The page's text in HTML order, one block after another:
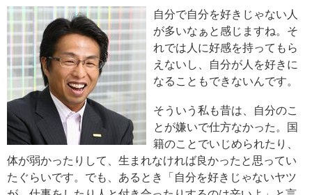
自分で自分を好きじゃない人
が多いなぁと感じますね。そ
れでは人に好感を持ってもら
えないし、自分が人を好きに
なることもできないんです。
そういう私も昔は、自分のこ
とが嫌いで仕方なかった。国
籍のことでいじめられたり、
体が弱かったりして、生まれなければ良かったと思ってい
たぐらいです。でも、あるとき「自分を好きじゃないヤツ